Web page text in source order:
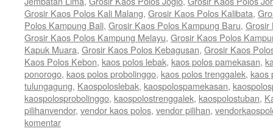
Grosir Kaos Polos Kali Malang, Grosir Kaos Polos Kalibata,
Polos Kampung Bali, Grosir Kaos Polos Kampung Baru, Grosir
Grosir Kaos Polos Kampung Melayu, Grosir Kaos Polos
Kapuk Muara, Grosir Kaos Polos Kebagusan, Grosir Kaos
Kaos Polos Kebon, kaos polos lebak, kaos polos pamekasan,
ponorogo, kaos polos probolinggo, kaos polos trenggalek, kaos
tulungagung, Kaospoloslebak, kaospolospamekasan,
kaospolosprobolinggo, kaospolostrenggalek, kaospolostuban,
pilihanvendor, vendor kaos polos, vendor pilihan,
komentar